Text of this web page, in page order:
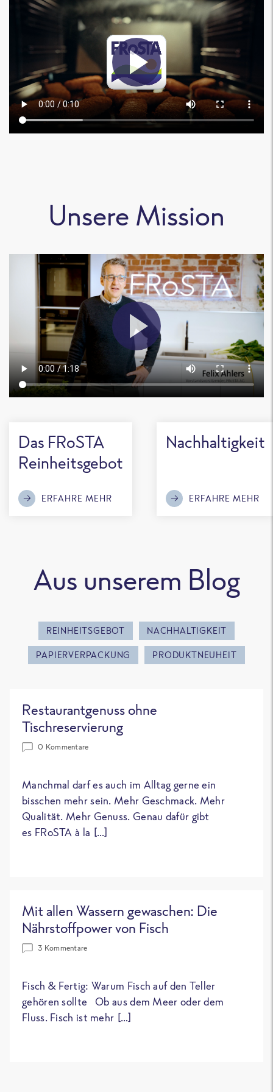
Unsere Mission
Das FRoSTA
Reinheitsgebot
ERFAHRE MEHR
Nachhaltigkeit
ERFAHRE MEHR
Aus unserem Blog
REINHEITSGEBOT NACHHALTIGKEIT
PAPIERVERPACKUNG PRODUKTNEUHEIT
Restaurantgenuss ohne
Tischreservierung
0 Kommentare
Manchmal darf es auch im Alltag gerne ein
bisschen mehr sein. Mehr Geschmack. Mehr
Qualität. Mehr Genuss. Genau dafür gibt
es FRoSTA à la […]
Mit allen Wassern gewaschen: Die
Nährstoffpower von Fisch
3 Kommentare
Fisch & Fertig: Warum Fisch auf den Teller
gehören sollte Ob aus dem Meer oder dem
Fluss. Fisch ist mehr […]